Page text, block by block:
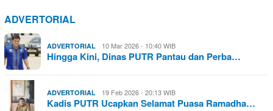
ADVERTORIAL
ADVERTORIAL 10 Mar 2026 - 10:40 WIB
Hingga Kini, Dinas PUTR Pantau dan Perba…
ADVERTORIAL 19 Feb 2026 - 20:13 WIB
Kadis PUTR Ucapkan Selamat Puasa Ramadha…